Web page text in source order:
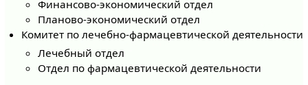
Финансово-экономический отдел
Планово-экономический отдел
Комитет по лечебно-фармацевтической деятельности
Лечебный отдел
Отдел по фармацевтической деятельности